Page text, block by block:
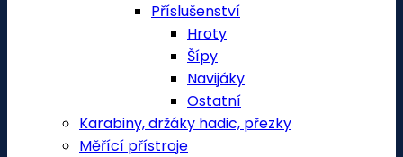
Příslušenství
Hroty
Šípy
Navijáky
Ostatní
Karabiny, držáky hadic, přezky
Měřící přístroje